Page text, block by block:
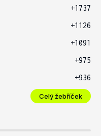
+1737
+1126
+1091
+975
+936
Celý žebříček